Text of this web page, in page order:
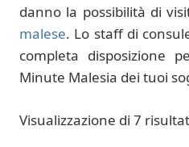
danno la possibilità di
malese. Lo staff di
completa disposizione
Minute Malesia dei tuoi
Visualizzazione di 7